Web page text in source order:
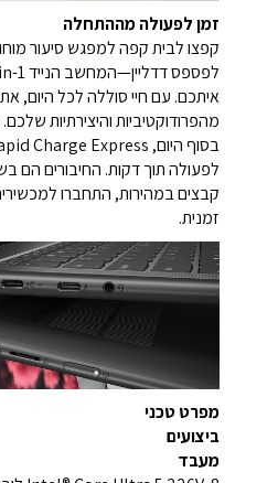
זמן לפעולה מההתחלה
קפצו לבית קפה למפגש סיעור
איתכם. עם חיי סוללה לכל היום,
מהפרודוקטיביות והיצירתיות
לפעולה תוך דקות. החיבורים הם
קבצים במהירות, התחברו
זמנית.
מפרט טכני
ביצועים
מעבד